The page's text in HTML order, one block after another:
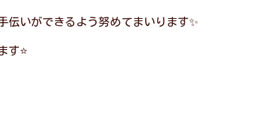
伝いができるよう努めてまいります✨
す⭐